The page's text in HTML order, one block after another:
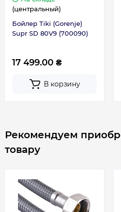
температуры
Тип нагрева
Толщина теплоизоляции
(центральный)
Бойлер Tiki (Gorenje)
Supr SD 80V9 (700090)
17 499.00 ₴
В корзину
Рекомендуем
товару